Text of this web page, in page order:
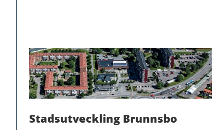
Stadsutveckling Brunnsbo